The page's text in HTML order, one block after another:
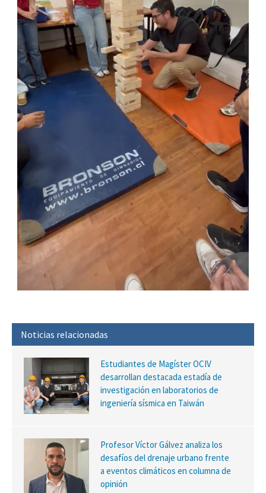
Noticias relacionadas
Estudiantes de Magíster OCIV
desarrollan destacada estadía de
investigación en laboratorios de
ingeniería sísmica en Taiwán
Profesor Víctor Gálvez analiza los
desafíos del drenaje urbano frente
a eventos climáticos en columna de
opinión